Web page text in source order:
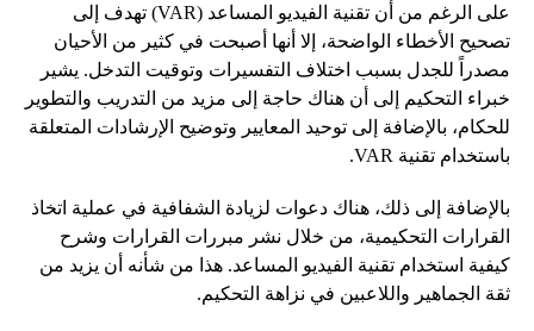
على الرغم من أن تقنية الفيديو المساعد (VAR) تهدف إلى
تصحيح الأخطاء الواضحة، إلا أنها أصبحت في كثير من الأحيان
مصدراً للجدل بسبب اختلاف التفسيرات وتوقيت التدخل. يشير
خبراء التحكيم إلى أن هناك حاجة إلى مزيد من التدريب والتطوير
للحكام، بالإضافة إلى توحيد المعايير وتوضيح الإرشادات المتعلقة
باستخدام تقنية VAR.
بالإضافة إلى ذلك، هناك دعوات لزيادة الشفافية في عملية اتخاذ
القرارات التحكيمية، من خلال نشر مبررات القرارات وشرح
كيفية استخدام تقنية الفيديو المساعد. هذا من شأنه أن يزيد من
ثقة الجماهير واللاعبين في نزاهة التحكيم.